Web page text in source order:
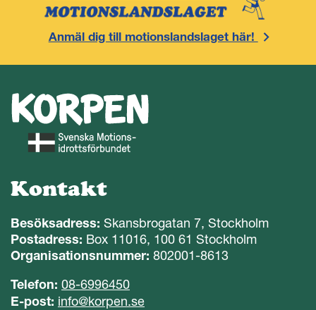
Anmäl dig till motionslandslaget här!
Kontakt
Besöksadress: Skansbrogatan 7, Stockholm
Postadress: Box 11016, 100 61 Stockholm
Organisationsnummer: 802001-8613
Telefon: 08-6996450
E-post: info@korpen.se